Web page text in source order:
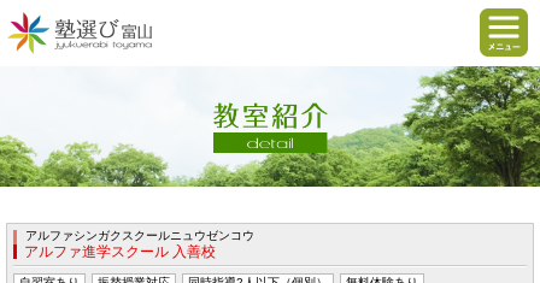
アルファシンガクスクールニュウゼンコウ
アルファ進学スクール 入善校